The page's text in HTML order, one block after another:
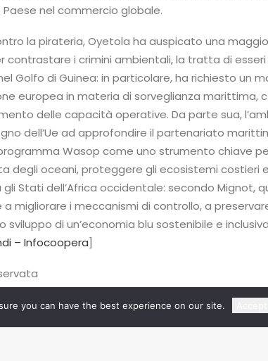
nel commercio globale.
la pirateria, Oyetola ha auspicato una
contrastare i crimini ambientali, la tratta di
Golfo di Guinea: in particolare, ha richiesto un
europea in materia di sorveglianza marittima,
delle capacità operative. Da parte sua,
dell’Ue ad approfondire il partenariato
Wasop come uno strumento chiave
degli oceani, proteggere gli ecosistemi costieri
Stati dell’Africa occidentale: secondo Mignot,
migliorare i meccanismi di controllo, a
sviluppo di un’economia blu sostenibile e
– Infocoopera]
you can have the best experience on our site.